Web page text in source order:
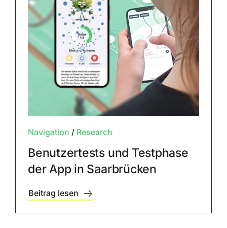
Navigation / Research
Benutzertests und Testphase
der App in Saarbrücken
Beitrag lesen